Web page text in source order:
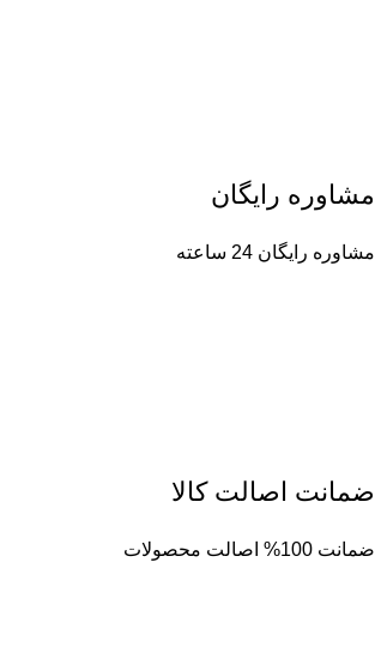
مشاوره رایگان
مشاوره رایگان 24 ساعته
ضمانت اصالت کالا
ضمانت 100% اصالت محصولات